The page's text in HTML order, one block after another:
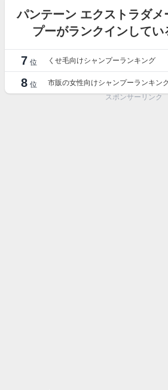
パンテーン エクストラダメ
プーがランクインしてい
7 位 くせ毛向けシャンプーランキング
8 位
市販の女性向けシャンプーランキン
スポンサーリンク